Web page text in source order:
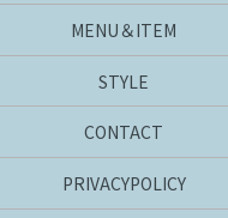
MENU＆ITEM
STYLE
CONTACT
PRIVACYPOLICY